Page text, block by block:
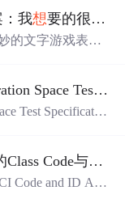
：我想要的很简单 爱只增不减 你待我一如初见...
的文字游戏表达
无论是电影推荐
特的情感交流工
PCI Express Architecture Configuration Space Test Specification Revision 5.0, Version 1.0 (CB).pdf
Test Specificatio
【计算机硬件接口】PCI规范中的Class Code与Capability ID分配：设备功能分类及扩展能力标识系统设计
Code and ID Assi